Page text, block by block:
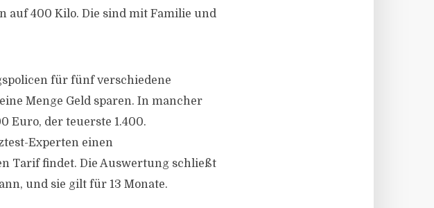
auf 400 Kilo. Die sind mit Familie und
für fünf verschiedene
Menge Geld sparen. In mancher
Euro, der teuerste 1.400.
Experten einen
Tarif findet. Die Auswertung schließt
und sie gilt für 13 Monate.